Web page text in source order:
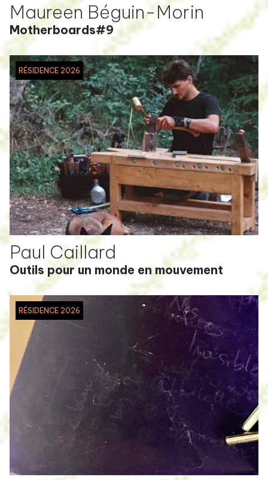
Maureen Béguin-Morin
Motherboards#9
RÉSIDENCE 2026
Paul Caillard
Outils pour un monde en mouvement
RÉSIDENCE 2026